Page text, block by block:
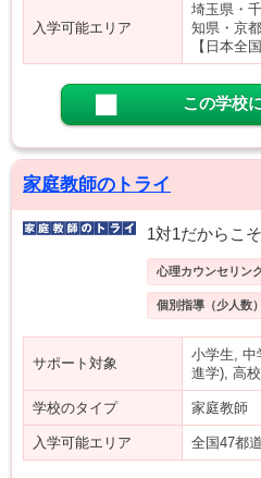
入学可能エリア
埼玉県・
知県・京
【日本全
この学校
家庭教師のトライ
1対1だからこ
心理カウンセリン
個別指導（少人数）
サポート対象
小学生, 中
進学), 高
学校のタイプ 家庭教師
入学可能エリア 全国47都